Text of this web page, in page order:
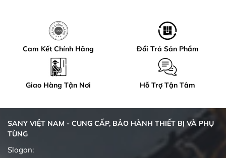
Cam Kết Chính Hãng Đổi Trả Sản Phẩm
Giao Hàng Tận Nơi Hỗ Trợ Tận Tâm
SANY VIỆT NAM - CUNG CẤP, BẢO HÀNH THIẾT BỊ VÀ PHỤ
TÙNG
Slogan: